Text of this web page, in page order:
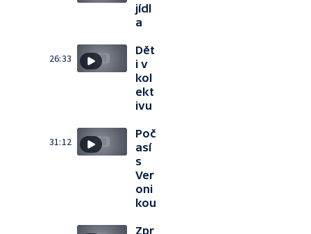
jídl
a
26:33
Dět
i v
kol
ekt
ivu
31:12
Poč
así
s
Ver
oni
kou
Zpr